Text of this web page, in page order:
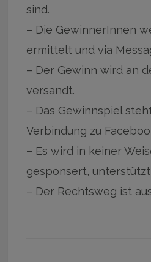
sind.
– Die GewinnerInnen
ermittelt und via
– Der Gewinn wird an
versandt.
– Das Gewinnspiel
Verbindung zu
– Es wird in keiner
gesponsert,
– Der Rechtsweg ist